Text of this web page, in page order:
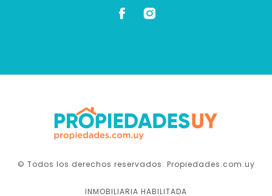
© Todos los derechos reservados. Propiedades.com.uy
INMOBILIARIA HABILITADA